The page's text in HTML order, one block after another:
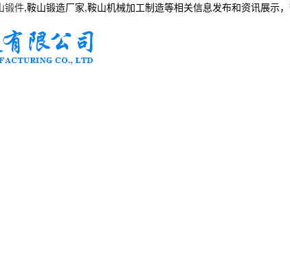
锻件,鞍山锻造厂家,鞍山机械加工制造等相关信息发布和资讯展示，